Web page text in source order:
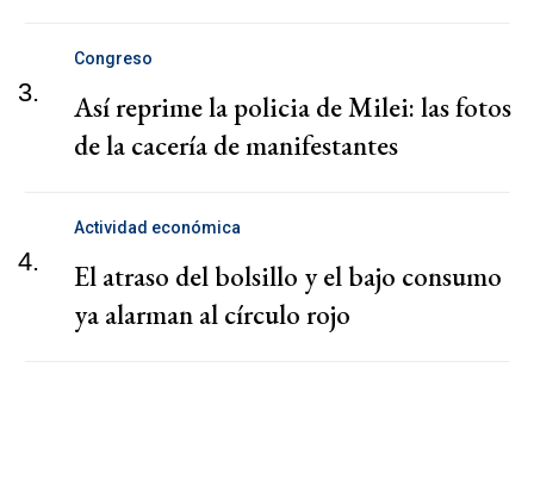
3.
Congreso
Así reprime la policia de Milei: las fotos
de la cacería de manifestantes
4.
Actividad económica
El atraso del bolsillo y el bajo consumo
ya alarman al círculo rojo